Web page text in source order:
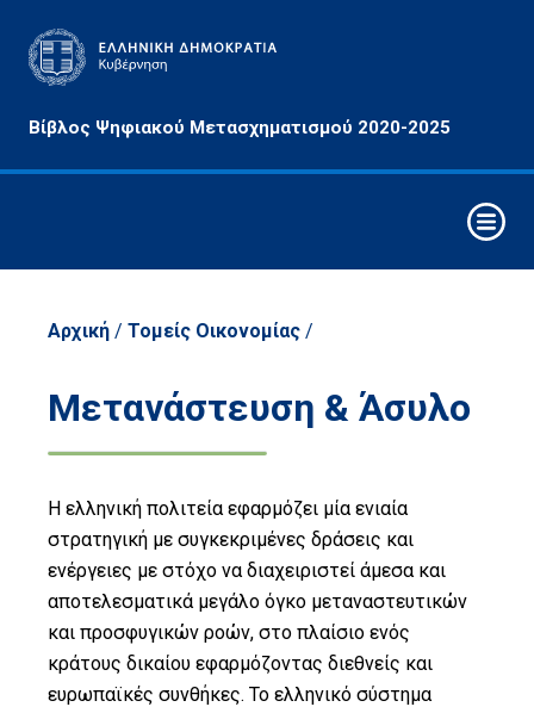
Βίβλος Ψηφιακού Μετασχηματισμού 2020-2025
&
Ψηφιακού
Στρατηγικοί
Άξονες
Οικονομίας
Αποτίμηση
Ψηφιακή
Δεκαετία
Αρχική / Τομείς Οικονομίας /
Μετανάστευση & Άσυλο
Η ελληνική πολιτεία εφαρμόζει μία ενιαία
στρατηγική με συγκεκριμένες δράσεις και
ενέργειες με στόχο να διαχειριστεί άμεσα και
αποτελεσματικά μεγάλο όγκο μεταναστευτικών
και προσφυγικών ροών, στο πλαίσιο ενός
κράτους δικαίου εφαρμόζοντας διεθνείς και
ευρωπαϊκές συνθήκες. Το ελληνικό σύστημα